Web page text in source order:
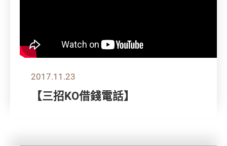
2017.11.23
【三招KO借錢電話】